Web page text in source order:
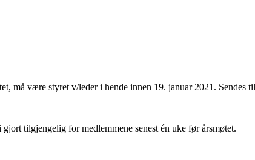
må være styret v/leder i hende innen 19. januar 2021. Sendes til
tilgjengelig for medlemmene senest én uke før årsmøtet.